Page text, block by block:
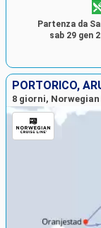
Partenza da
sab 29 gen
PORTORICO,
8 giorni,